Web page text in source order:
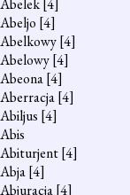
Abelek [4]
Abeljo [4]
Abelkowy[4]
Abelowy[4]
Abeona[4]
Aberracja[4]
Abiljus [4]
Abis
Abiturjent[4]
Abja[4]
Abjuracja[4]